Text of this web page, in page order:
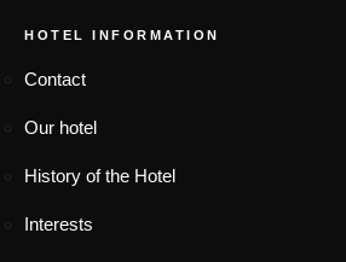
HOTEL INFORMATION
Contact
Our hotel
History of the Hotel
Interests